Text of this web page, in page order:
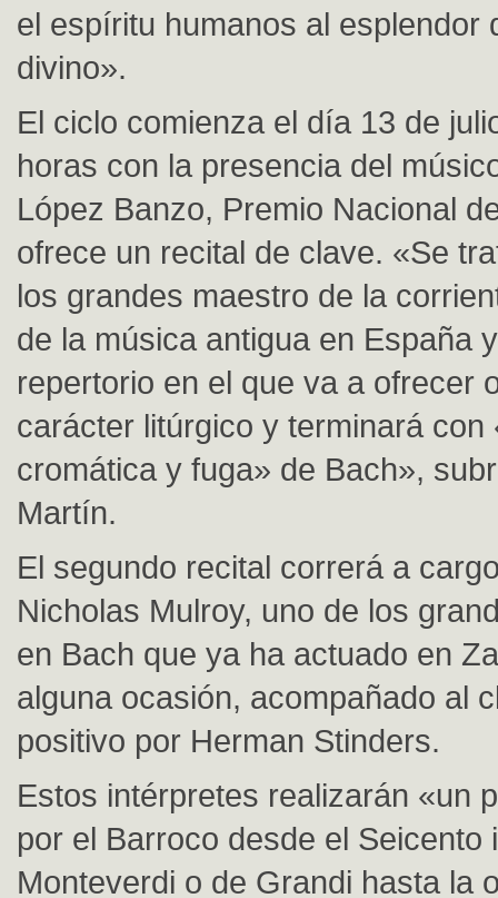
el espíritu humanos al esplendor
divino».
El ciclo comienza el día 13 de
horas con la presencia del
López Banzo, Premio Nacional
ofrece un recital de clave. «Se
los grandes maestro de la
de la música antigua en España
repertorio en el que va a ofrecer
carácter litúrgico y terminará con
cromática y fuga» de Bach»,
Martín.
El segundo recital correrá a
Nicholas Mulroy, uno de los
en Bach que ya ha actuado en
alguna ocasión, acompañado al
positivo por Herman Stinders.
Estos intérpretes realizarán «un
por el Barroco desde el Seicento
Monteverdi o de Grandi hasta la